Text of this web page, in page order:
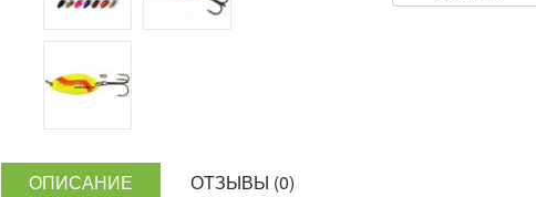
ОПИСАНИЕ ОТЗЫВЫ (0)